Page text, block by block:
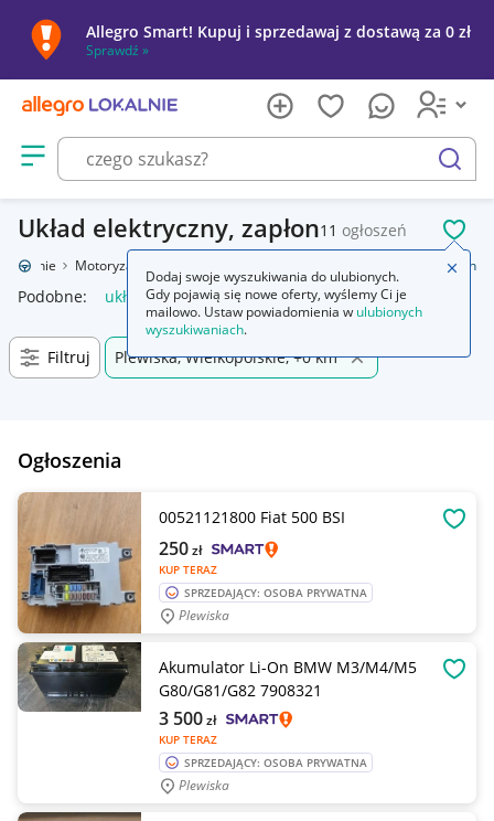
Allegro Smart! Kupuj i sprzedawaj z dostawą za 0 zł
Sprawdź »
Otwórz menu z kategoriami
szukaj
Układ elektryczny, zapłon11 ogłoszeń
Lokalnie Motoryzacja Układ elektryczny, zapłon
Podobne: układ elektryczny zapłon
Filtruj Plewiska, Wielkopolskie, +0 km
Ogłoszenia
00521121800 Fiat 500 BSI
KUP TERAZ
250zł
SPRZEDAJĄCY: OSOBA PRYWATNA
Plewiska
Akumulator Li-On BMW M3/M4/M5
G80/G81/G82 7908321
KUP TERAZ
3 500zł
SPRZEDAJĄCY: OSOBA PRYWATNA
Plewiska
Dodaj swoje wyszukiwania do ulubionych.
Gdy pojawią się nowe oferty, wyślemy Ci je
mailowo. Ustaw powiadomienia w ulubionych
wyszukiwaniach.